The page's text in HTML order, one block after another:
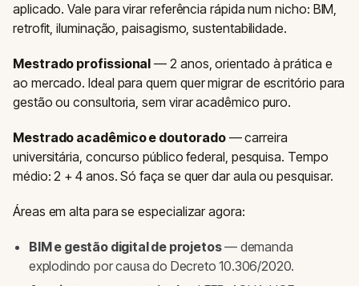
aplicado. Vale para virar referência rápida num nicho: BIM,
retrofit, iluminação, paisagismo, sustentabilidade.
Mestrado profissional — 2 anos, orientado à prática e
ao mercado. Ideal para quem quer migrar de escritório para
gestão ou consultoria, sem virar acadêmico puro.
Mestrado acadêmico e doutorado— carreira
universitária, concurso público federal, pesquisa. Tempo
médio: 2 + 4 anos. Só faça se quer dar aula ou pesquisar.
Áreas em alta para se especializar agora:
BIM e gestão digital de projetos— demanda
explodindo por causa do Decreto 10.306/2020.